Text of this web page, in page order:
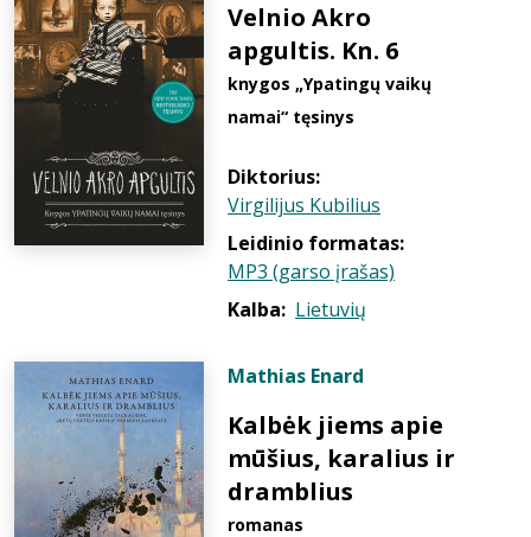
Velnio Akro
apgultis. Kn. 6
knygos „Ypatingų vaikų
namai“ tęsinys
Diktorius:
Virgilijus Kubilius
Leidinio formatas:
MP3 (garso įrašas)
Kalba: Lietuvių
Mathias Enard
Kalbėk jiems apie
mūšius, karalius ir
dramblius
romanas